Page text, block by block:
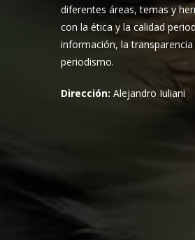
diferentes áreas, temas y
con la ética y la calidad
información, la
periodismo.
Dirección:Alejandro Iuliani